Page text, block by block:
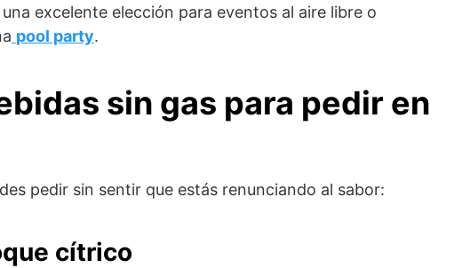
excelente elección para eventos al aire libre o
pool party.
sin gas para pedir en
pedir sin sentir que estás renunciando al sabor:
cítrico